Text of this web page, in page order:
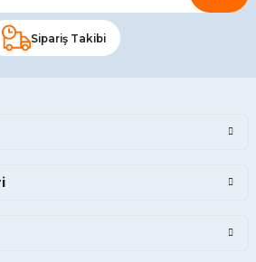
Sipariş Takibi